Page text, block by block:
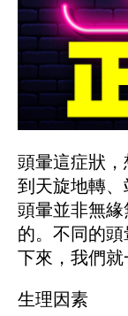
頭暈這症狀
到天旋地轉、
頭暈並非無
的。不同的
下來，我們就
生理因素